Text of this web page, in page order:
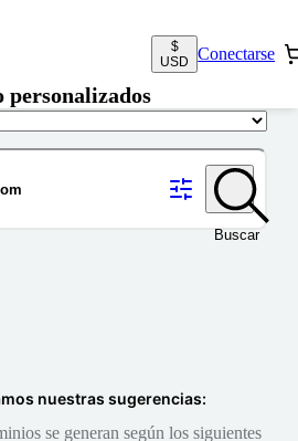
personalizados
$
USD
Conectarse
Buscar
nuestras sugerencias:
se generan según los siguientes